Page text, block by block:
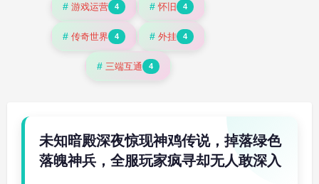
未知暗殿深夜惊现神鸡传说，掉落绿色
落魄神兵，全服玩家疯寻却无人敢深入
# 游戏运营 4 # 怀旧 4
# 传奇世界 4 # 外挂 4
# 三端互通 4